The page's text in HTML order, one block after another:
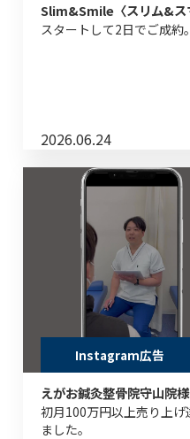
Slim&Smile〈スリム&ス
スタートして2日でご成約
2026.06.24
Instagram広告
えがお鍼灸整骨院守山院様
初月100万円以上売り上
ました。